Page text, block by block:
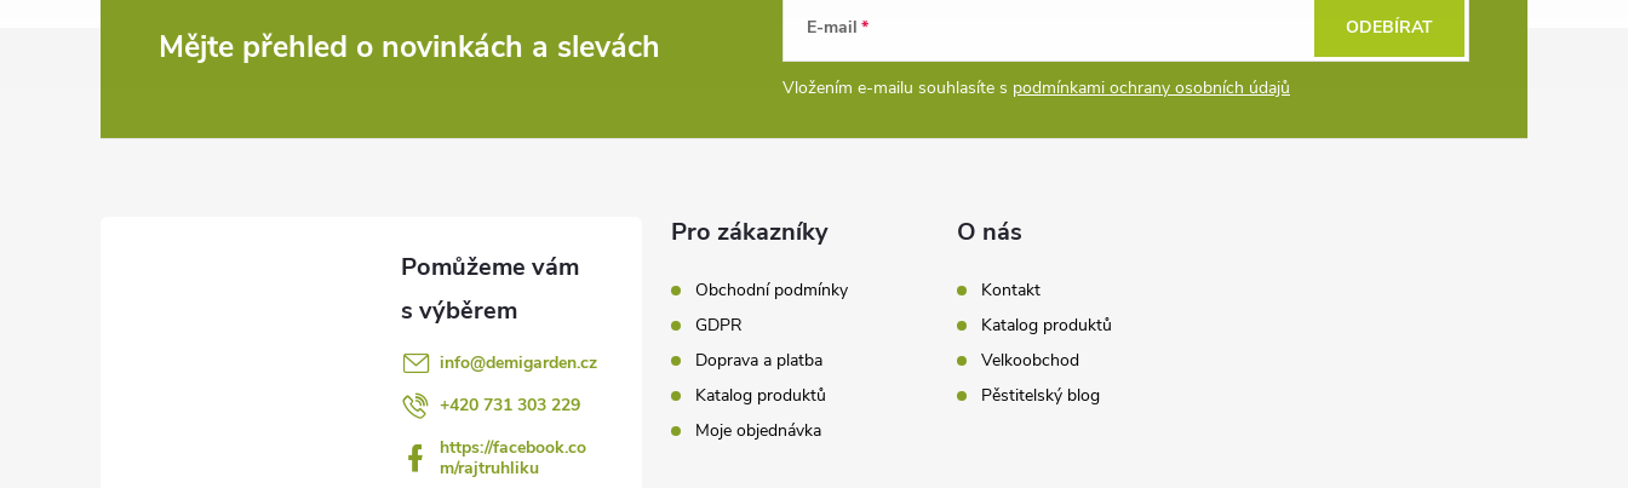
Mějte přehled o novinkách a slevách E-mail
Vložením e-mailu souhlasíte s podmínkami ochrany osobních údajů
ODEBÍRAT
info@demigarden.cz
+420 731 303 229
https://facebook.co
m/rajtruhliku
Pro zákazníky
Obchodní podmínky
GDPR
Doprava a platba
Katalog produktů
Moje objednávka
O nás
Kontakt
Katalog produktů
Velkoobchod
Pěstitelský blog